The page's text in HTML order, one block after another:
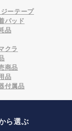
ーテープ
パッド
品
クラ
商品
品
付属品
ら選ぶ